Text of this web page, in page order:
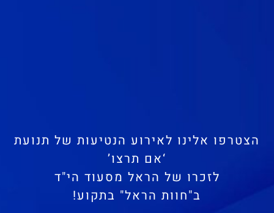
הצטרפו אלינו לאירוע הנטיעות של תנועת
‘אם תרצו’
לזכרו של הראל מסעוד הי"ד
ב"חוות הראל" בתקוע!